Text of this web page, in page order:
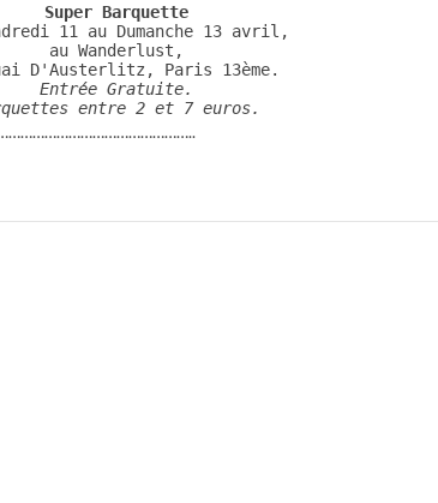
Super Barquette
11 au Dumanche 13 avril,
au Wanderlust,
Entrée Gratuite.
entre 2 et 7 euros.